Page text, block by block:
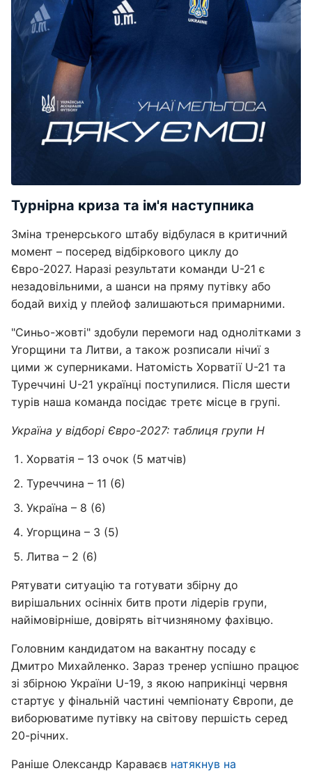
Турнірна криза та ім'я наступника
Зміна тренерського штабу відбулася в критичний
момент – посеред відбіркового циклу до
Євро-2027. Наразі результати команди U-21 є
незадовільними, а шанси на пряму путівку або
бодай вихід у плейоф залишаються примарними.
"Синьо-жовті" здобули перемоги над однолітками з
Угорщини та Литви, а також розписали нічиї з
цими ж суперниками. Натомість Хорватії U-21 та
Туреччині U-21 українці поступилися. Після шести
турів наша команда посідає третє місце в групі.
Україна у відборі Євро-2027: таблиця групи Н
Хорватія – 13 очок (5 матчів)
Туреччина – 11 (6)
Україна – 8 (6)
Угорщина – 3 (5)
Литва – 2 (6)
Рятувати ситуацію та готувати збірну до
вирішальних осінніх битв проти лідерів групи,
найімовірніше, довірять вітчизняному фахівцю.
Головним кандидатом на вакантну посаду є
Дмитро Михайленко. Зараз тренер успішно працює
зі збірною України U-19, з якою наприкінці червня
стартує у фінальній частині чемпіонату Європи, де
виборюватиме путівку на світову першість серед
20-річних.
Раніше Олександр Караваєв натякнув на